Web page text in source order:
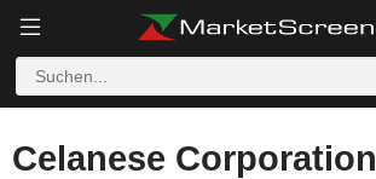
Celanese Corporation